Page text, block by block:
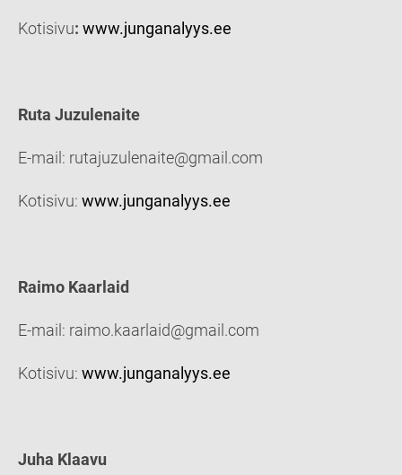
Kotisivu: www.junganalyys.ee
Ruta Juzulenaite
E-mail: rutajuzulenaite@gmail.com
Kotisivu: www.junganalyys.ee
Raimo Kaarlaid
E-mail: raimo.kaarlaid@gmail.com
Kotisivu: www.junganalyys.ee
Juha Klaavu